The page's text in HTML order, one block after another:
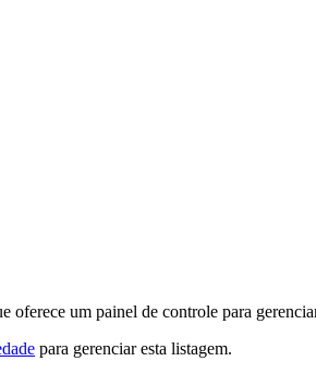
oferece um painel de controle para
para gerenciar esta listagem.